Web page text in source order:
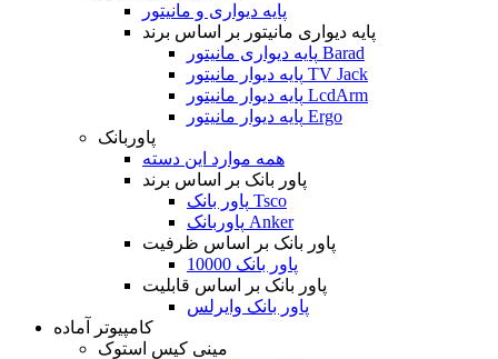
پایه دیواری و مانیتور
پایه دیواری مانیتور بر اساس برند
پایه دیواری مانیتور Barad
پایه دیوار مانیتور TV Jack
پایه دیوار مانیتور LcdArm
پایه دیوار مانیتور Ergo
پاوربانک
همه موارد این دسته
پاور بانک بر اساس برند
پاور بانک Tsco
پاوربانک Anker
پاور بانک بر اساس ظرفیت
پاور بانک 10000
پاور بانک بر اساس قابلیت
پاور بانک وایرلس
کامپیوتر آماده
مینی کیس استوک